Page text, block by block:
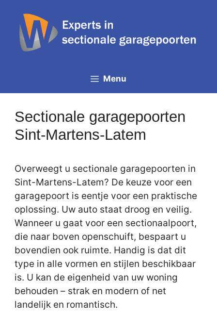
inhoud
Menu
Sectionale garagepoorten
Sint-Martens-Latem
Overweegt u sectionale garagepoorten in
Sint-Martens-Latem? De keuze voor een
garagepoort is eentje voor een praktische
oplossing. Uw auto staat droog en veilig.
Wanneer u gaat voor een sectionaalpoort,
die naar boven openschuift, bespaart u
bovendien ook ruimte. Handig is dat dit
type in alle vormen en stijlen beschikbaar
is. U kan de eigenheid van uw woning
behouden – strak en modern of net
landelijk en romantisch.